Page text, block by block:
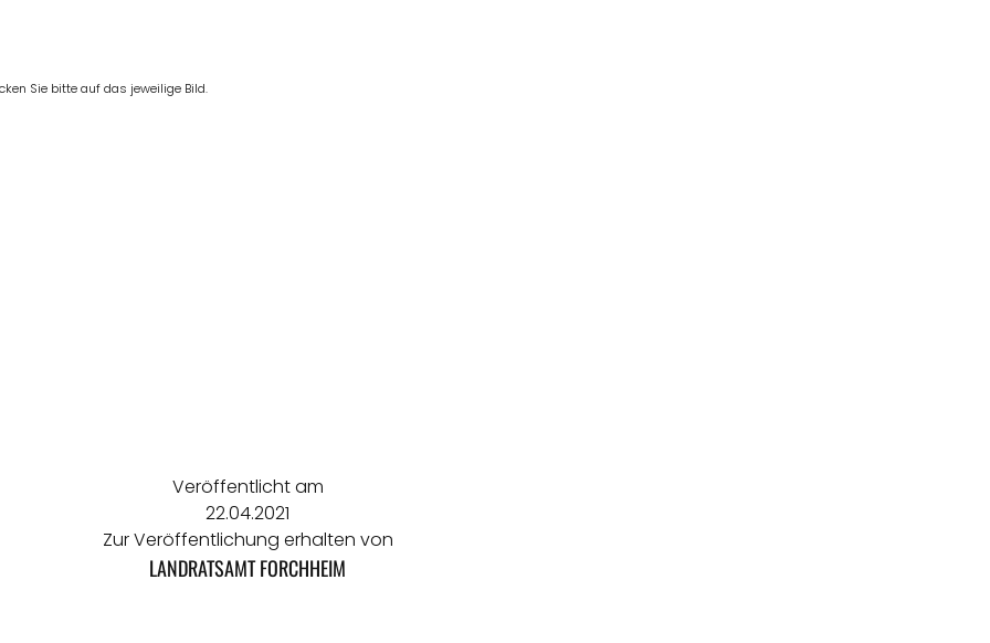
Sie bitte auf das jeweilige Bild.
Veröffentlicht am
22.04.2021
Zur Veröffentlichung erhalten von
LANDRATSAMT FORCHHEIM